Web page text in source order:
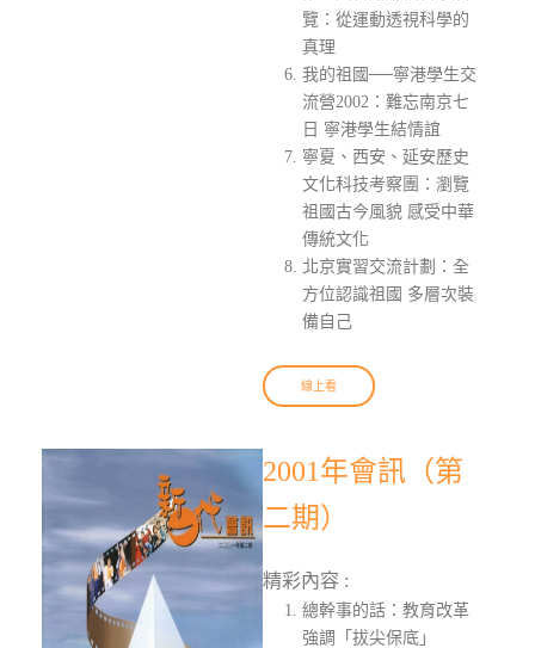
覽：從運動透視科學的
真理
我的祖國──寧港學生交
流營2002：難忘南京七
日 寧港學生結情誼
寧夏、西安、延安歷史
文化科技考察團：瀏覽
祖國古今風貌 感受中華
傳統文化
北京實習交流計劃：全
方位認識祖國 多層次裝
備自己
線上看
2001年會訊（第
二期）
精彩內容 :
總幹事的話：教育改革
強調「拔尖保底」